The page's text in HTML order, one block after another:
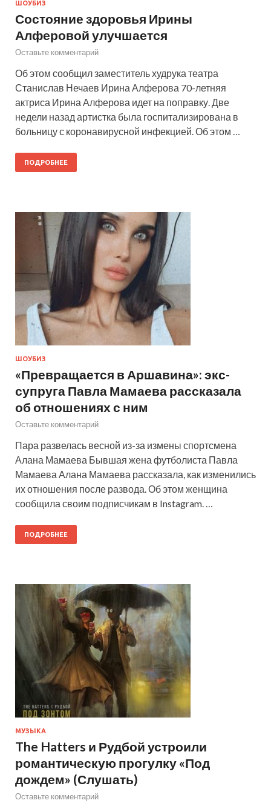
ШОУБИЗ
Состояние здоровья Ирины
Алферовой улучшается
Оставьте комментарий
Об этом сообщил заместитель худрука театра
Станислав Нечаев Ирина Алферова 70-летняя
актриса Ирина Алферова идет на поправку. Две
недели назад артистка была госпитализирована в
больницу с коронавирусной инфекцией. Об этом …
ПОДРОБНЕЕ
ШОУБИЗ
«Превращается в Аршавина»: экс-
супруга Павла Мамаева рассказала
об отношениях с ним
Оставьте комментарий
Пара развелась весной из-за измены спортсмена
Алана Мамаева Бывшая жена футболиста Павла
Мамаева Алана Мамаева рассказала, как изменились
их отношения после развода. Об этом женщина
сообщила своим подписчикам в Instagram. …
ПОДРОБНЕЕ
МУЗЫКА
The Hatters и Рудбой устроили
романтическую прогулку «Под
дождем» (Слушать)
Оставьте комментарий